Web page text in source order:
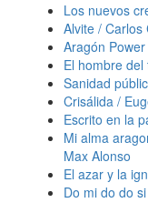
Los nuevos
Alvite / Carlos
Aragón
El hombre
Sanidad
Crisálida /
Escrito en la
Mi alma
Max Alonso
El azar y la
Do mi do do